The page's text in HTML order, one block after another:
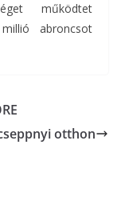
működtet
abroncsot
otthon